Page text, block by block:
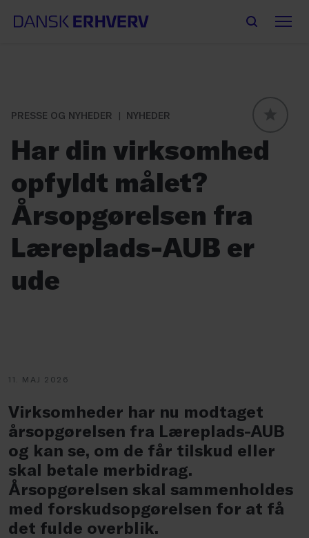
PRESSE OG NYHEDER
NYHEDER
Har din virksomhed
opfyldt målet?
Årsopgørelsen fra
Læreplads-AUB er
ude
11. MAJ 2026
Virksomheder har nu modtaget
årsopgørelsen fra Læreplads-AUB
og kan se, om de får tilskud eller
skal betale merbidrag.
Årsopgørelsen skal sammenholdes
med forskudsopgørelsen for at få
det fulde overblik.